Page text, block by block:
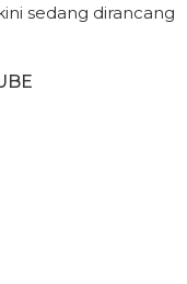
sedang dirancang